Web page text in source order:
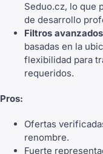
Seduo.cz, lo que
de desarrollo
Filtros
basadas en la
flexibilidad para
requeridos.
Pros:
Ofertas
renombre.
Fuerte